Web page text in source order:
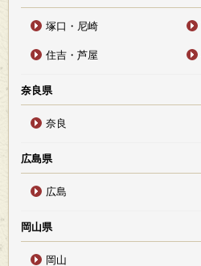
塚口・尼崎
住吉・芦屋
奈良県
奈良
広島県
広島
岡山県
岡山